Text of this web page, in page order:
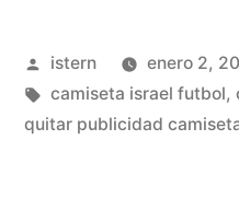
Publicado
por
istern enero 2,
Etiquetas:
camiseta israel futbol,
quitar publicidad